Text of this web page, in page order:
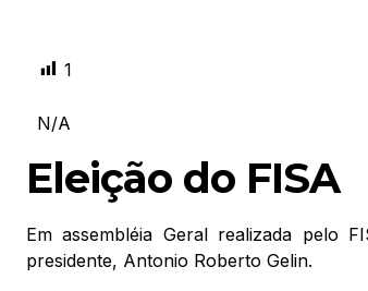
1
N/A
Eleição do FISA
Em assembléia Geral realizada pelo
presidente, Antonio Roberto Gelin.